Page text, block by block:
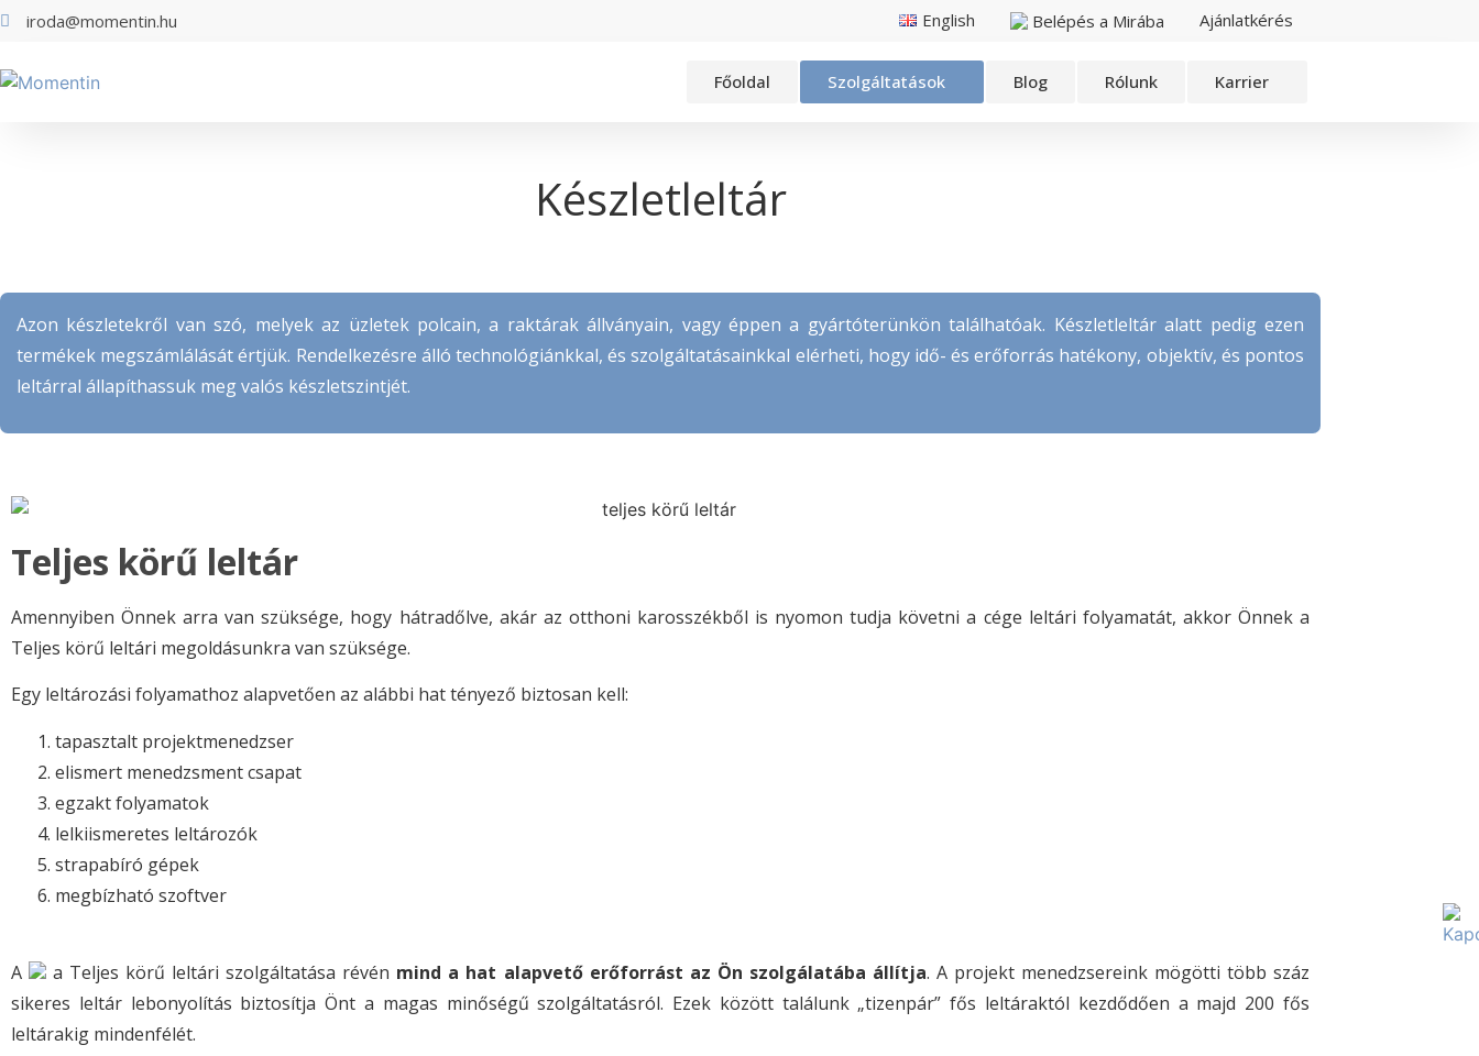
iroda@momentin.hu English Belépés a Mirába Ajánlatkérés
Főoldal Szolgáltatások Blog Rólunk Karrier
Készletleltár
Azon készletekről van szó, melyek az üzletek polcain, a raktárak állványain, vagy éppen a gyártóterünkön találhatóak. Készletleltár alatt pedig ezen
termékek megszámlálását értjük. Rendelkezésre álló technológiánkkal, és szolgáltatásainkkal elérheti, hogy idő- és erőforrás hatékony, objektív, és pontos
leltárral állapíthassuk meg valós készletszintjét.
Teljes körű leltár
Amennyiben Önnek arra van szüksége, hogy hátradőlve, akár az otthoni karosszékből is nyomon tudja követni a cége leltári folyamatát, akkor Önnek a
Teljes körű leltári megoldásunkra van szüksége.
Egy leltározási folyamathoz alapvetően az alábbi hat tényező biztosan kell:
tapasztalt projektmenedzser
elismert menedzsment csapat
egzakt folyamatok
lelkiismeretes leltározók
strapabíró gépek
megbízható szoftver
A a Teljes körű leltári szolgáltatása révén mind a hat alapvető erőforrást az Ön szolgálatába állítja. A projekt menedzsereink mögötti több száz
sikeres leltár lebonyolítás biztosítja Önt a magas minőségű szolgáltatásról. Ezek között találunk „tizenpár” fős leltáraktól kezdődően a majd 200 fős
leltárakig mindenfélét.